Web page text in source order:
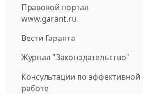
Правовой портал
www.garant.ru
Вести Гаранта
Журнал "Законодательство"
Консультации по эффективной
работе